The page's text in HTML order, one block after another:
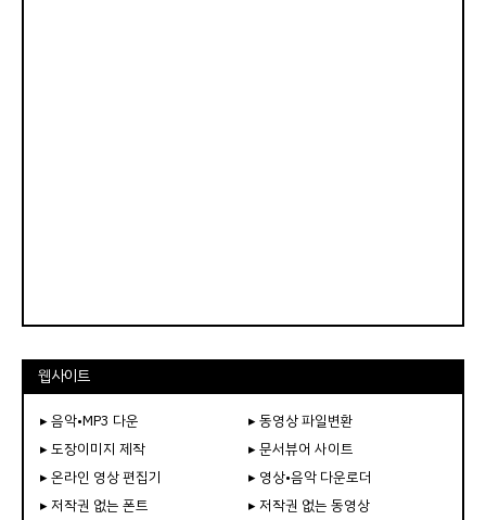
웹사이트
▸ 음악•MP3 다운
▸ 동영상 파일변환
▸ 도장이미지 제작
▸ 문서뷰어 사이트
▸ 온라인 영상 편집기
▸ 영상•음악 다운로더
▸ 저작권 없는 폰트
▸ 저작권 없는 동영상